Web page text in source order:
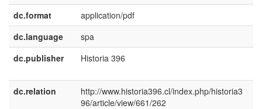
dc.format
application/pdf
dc.language
spa
dc.publisher
Historia 396
dc.relation
http://www.historia396.cl/index.php/historia3
96/article/view/661/262